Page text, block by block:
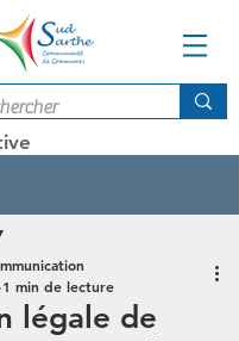
légale de
1 min de lecture